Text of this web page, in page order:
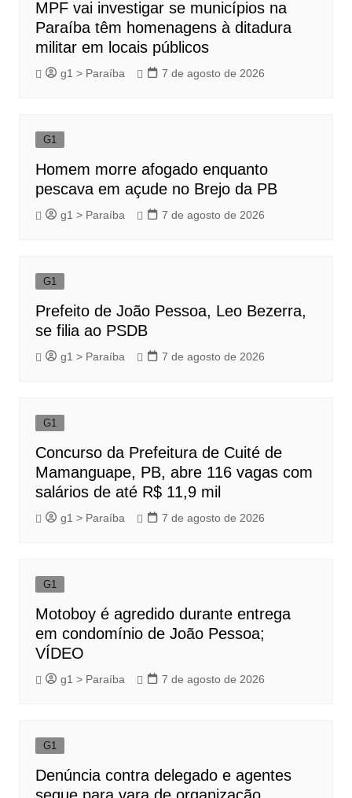
MPF vai investigar se municípios na
Paraíba têm homenagens à ditadura
militar em locais públicos
g1 > Paraíba 7 de agosto de 2026
G1
Homem morre afogado enquanto
pescava em açude no Brejo da PB
g1 > Paraíba 7 de agosto de 2026
G1
Prefeito de João Pessoa, Leo Bezerra,
se filia ao PSDB
g1 > Paraíba 7 de agosto de 2026
G1
Concurso da Prefeitura de Cuité de
Mamanguape, PB, abre 116 vagas com
salários de até R$ 11,9 mil
g1 > Paraíba 7 de agosto de 2026
G1
Motoboy é agredido durante entrega
em condomínio de João Pessoa;
VÍDEO
g1 > Paraíba 7 de agosto de 2026
G1
Denúncia contra delegado e agentes
segue para vara de organização